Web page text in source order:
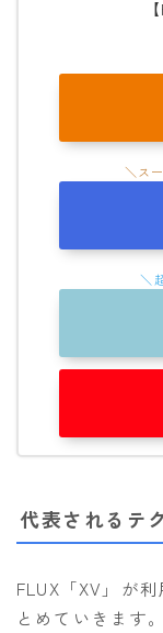
代表されるテ
FLUX「XV」が
とめていきます